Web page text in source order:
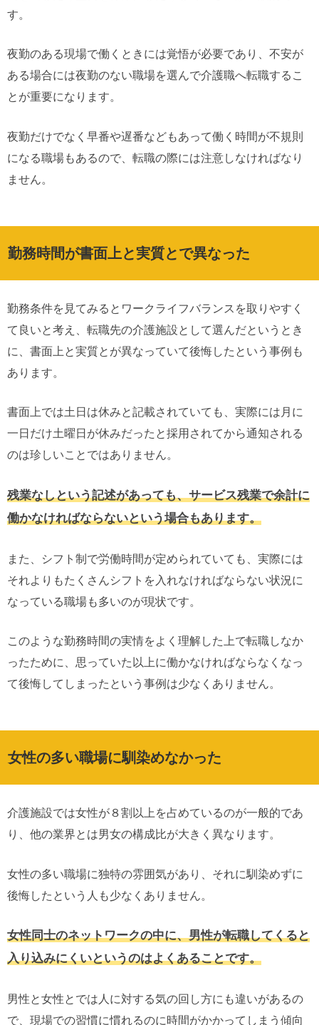
す。
夜勤のある現場で働くときには覚悟が必要であり、不安が
ある場合には夜勤のない職場を選んで介護職へ転職するこ
とが重要になります。
夜勤だけでなく早番や遅番などもあって働く時間が不規則
になる職場もあるので、転職の際には注意しなければなり
ません。
勤務時間が書面上と実質とで異なった
勤務条件を見てみるとワークライフバランスを取りやすく
て良いと考え、転職先の介護施設として選んだというとき
に、書面上と実質とが異なっていて後悔したという事例も
あります。
書面上では土日は休みと記載されていても、実際には月に
一日だけ土曜日が休みだったと採用されてから通知される
のは珍しいことではありません。
残業なしという記述があっても、サービス残業で余計に
働かなければならないという場合もあります。
また、シフト制で労働時間が定められていても、実際には
それよりもたくさんシフトを入れなければならない状況に
なっている職場も多いのが現状です。
このような勤務時間の実情をよく理解した上で転職しなか
ったために、思っていた以上に働かなければならなくなっ
て後悔してしまったという事例は少なくありません。
女性の多い職場に馴染めなかった
介護施設では女性が８割以上を占めているのが一般的であ
り、他の業界とは男女の構成比が大きく異なります。
女性の多い職場に独特の雰囲気があり、それに馴染めずに
後悔したという人も少なくありません。
女性同士のネットワークの中に、男性が転職してくると
入り込みにくいというのはよくあることです。
男性と女性とでは人に対する気の回し方にも違いがあるの
で、現場での習慣に慣れるのに時間がかかってしまう傾向